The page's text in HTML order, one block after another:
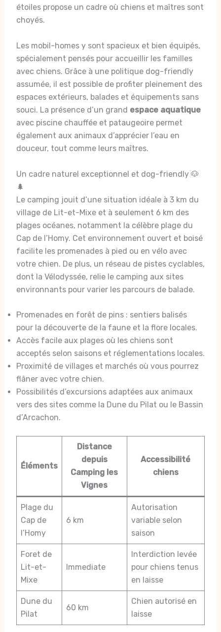
étoiles propose un cadre où chiens et maîtres sont
choyés.
Les mobil-homes y sont spacieux et bien équipés,
spécialement pensés pour accueillir les familles
avec chiens. Grâce à une politique dog-friendly
assumée, il est possible de profiter pleinement des
espaces extérieurs, balades et équipements sans
souci. La présence d’un grand espace aquatique
avec piscine chauffée et pataugeoire permet
également aux animaux d’apprécier l’eau en
douceur, tout comme leurs maîtres.
Un cadre naturel exceptionnel et dog-friendly 🐶
🌲
Le camping jouit d’une situation idéale à 3 km du
village de Lit-et-Mixe et à seulement 6 km des
plages océanes, notamment la célèbre plage du
Cap de l’Homy. Cet environnement ouvert et boisé
facilite les promenades à pied ou en vélo avec
votre chien. De plus, un réseau de pistes cyclables,
dont la Vélodyssée, relie le camping aux sites
environnants pour varier les parcours de balade.
Promenades en forêt de pins : sentiers balisés
pour la découverte de la faune et la flore locales.
Accès facile aux plages où les chiens sont
acceptés selon saisons et réglementations locales.
Proximité de villages et marchés où vous pourrez
flâner avec votre chien.
Possibilités d’excursions adaptées aux animaux
vers des sites comme la Dune du Pilat ou le Bassin
d’Arcachon.
Éléments
Distance
depuis
Camping les
Vignes
Accessibilité
chiens
Plage du
Cap de
l’Homy
6 km
Autorisation
variable selon
saison
Foret de
Lit-et-
Mixe
Immediate
Interdiction levée
pour chiens tenus
en laisse
Dune du
Pilat
60 km
Chien autorisé en
laisse